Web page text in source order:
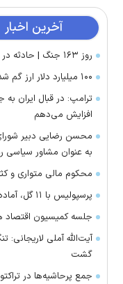
آخرین اخبار
روز ۱۶۳ جنگ | حادثه در سواحل عمان
۱۰۰ میلیارد دلار ارز گم شده کجاست؟
ترامپ: در قبال ایران
افزایش می‌دهم
محسن رضایی دبیر
به عنوان مشاور سیاسی
محکوم مالی متواری و
پرسپولیس با ۱۱ گل، آماده لیگ برتر شد
جلسه کمیسیون اقتصاد
آیت‌الله آملی لاریجانی:
گشت
جمع پرحاشیه‌ها در